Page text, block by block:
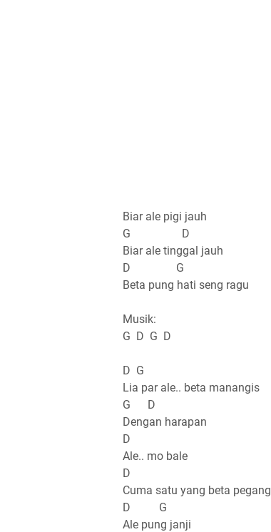
Biar ale pigi jauh
G D
Biar ale tinggal jauh
D G
Beta pung hati seng ragu
Musik:
G D G D
D G
Lia par ale.. beta manangis
G D
Dengan harapan
D
Ale.. mo bale
D
Cuma satu yang beta pegang
D G
Ale pung janji